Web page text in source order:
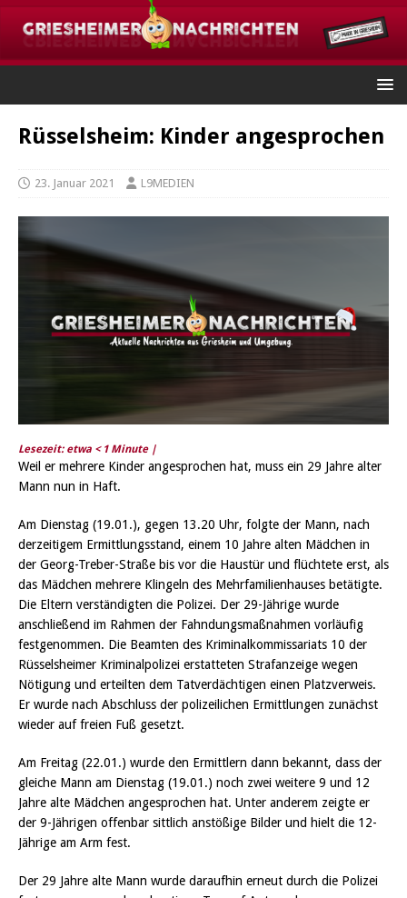
Rüsselsheim: Kinder angesprochen
23. Januar 2021 L9MEDIEN
Lesezeit: etwa < 1 Minute |
Weil er mehrere Kinder angesprochen hat, muss ein 29 Jahre alter
Mann nun in Haft.
Am Dienstag (19.01.), gegen 13.20 Uhr, folgte der Mann, nach
derzeitigem Ermittlungsstand, einem 10 Jahre alten Mädchen in
der Georg-Treber-Straße bis vor die Haustür und flüchtete erst, als
das Mädchen mehrere Klingeln des Mehrfamilienhauses betätigte.
Die Eltern verständigten die Polizei. Der 29-Jährige wurde
anschließend im Rahmen der Fahndungsmaßnahmen vorläufig
festgenommen. Die Beamten des Kriminalkommissariats 10 der
Rüsselsheimer Kriminalpolizei erstatteten Strafanzeige wegen
Nötigung und erteilten dem Tatverdächtigen einen Platzverweis.
Er wurde nach Abschluss der polizeilichen Ermittlungen zunächst
wieder auf freien Fuß gesetzt.
Am Freitag (22.01.) wurde den Ermittlern dann bekannt, dass der
gleiche Mann am Dienstag (19.01.) noch zwei weitere 9 und 12
Jahre alte Mädchen angesprochen hat. Unter anderem zeigte er
der 9-Jährigen offenbar sittlich anstößige Bilder und hielt die 12-
Jährige am Arm fest.
Der 29 Jahre alte Mann wurde daraufhin erneut durch die Polizei